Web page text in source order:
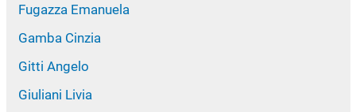
Fugazza Emanuela
Gamba Cinzia
Gitti Angelo
Giuliani Livia